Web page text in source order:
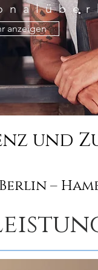
anzeigen
und
–